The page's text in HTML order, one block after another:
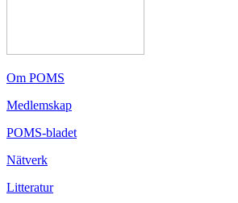
Om POMS
Medlemskap
POMS-bladet
Nätverk
Litteratur